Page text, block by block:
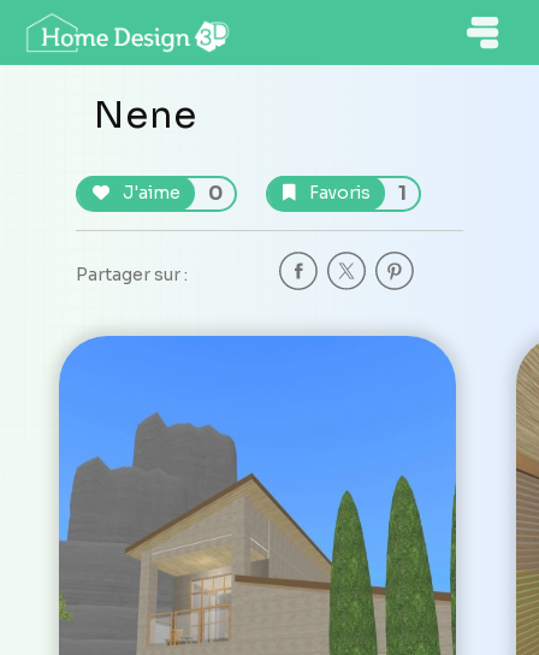
Nene
J'aime 0 Favoris 1
Partager sur :